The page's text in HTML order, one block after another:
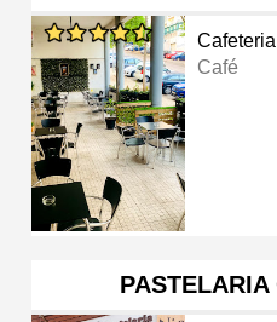
Cafeteria
Café